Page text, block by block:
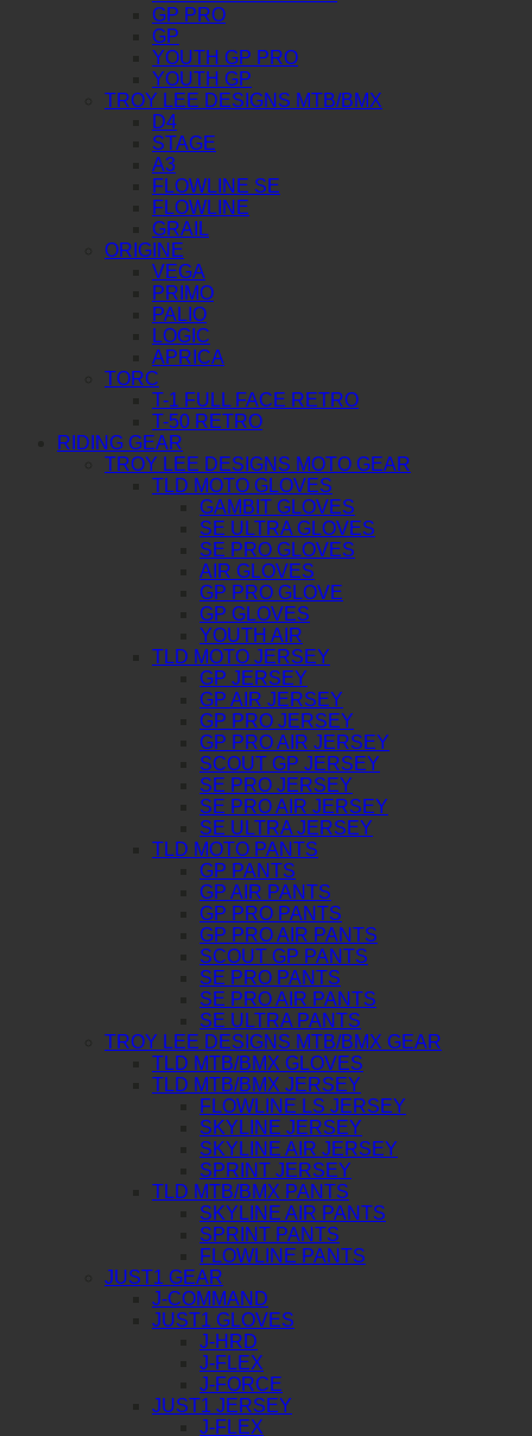
GP PRO
GP
YOUTH GP PRO
YOUTH GP
TROY LEE DESIGNS MTB/BMX
D4
STAGE
A3
FLOWLINE SE
FLOWLINE
GRAIL
ORIGINE
VEGA
PRIMO
PALIO
LOGIC
APRICA
TORC
T-1 FULL FACE RETRO
T-50 RETRO
RIDING GEAR
TROY LEE DESIGNS MOTO GEAR
TLD MOTO GLOVES
GAMBIT GLOVES
SE ULTRA GLOVES
SE PRO GLOVES
AIR GLOVES
GP PRO GLOVE
GP GLOVES
YOUTH AIR
TLD MOTO JERSEY
GP JERSEY
GP AIR JERSEY
GP PRO JERSEY
GP PRO AIR JERSEY
SCOUT GP JERSEY
SE PRO JERSEY
SE PRO AIR JERSEY
SE ULTRA JERSEY
TLD MOTO PANTS
GP PANTS
GP AIR PANTS
GP PRO PANTS
GP PRO AIR PANTS
SCOUT GP PANTS
SE PRO PANTS
SE PRO AIR PANTS
SE ULTRA PANTS
TROY LEE DESIGNS MTB/BMX GEAR
TLD MTB/BMX GLOVES
TLD MTB/BMX JERSEY
FLOWLINE LS JERSEY
SKYLINE JERSEY
SKYLINE AIR JERSEY
SPRINT JERSEY
TLD MTB/BMX PANTS
SKYLINE AIR PANTS
SPRINT PANTS
FLOWLINE PANTS
JUST1 GEAR
J-COMMAND
JUST1 GLOVES
J-HRD
J-FLEX
J-FORCE
JUST1 JERSEY
J-FLEX